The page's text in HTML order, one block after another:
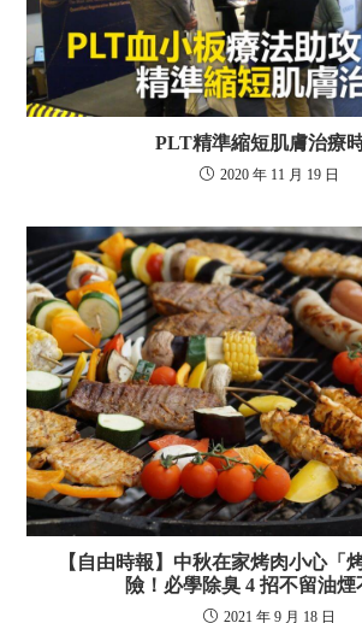
PLT精準縮短肌膚治療
2020 年 11 月 19 日
【自由時報】中秋在家烤肉小心「
險！必學除臭 4 招不留油煙
2021 年 9 月 18 日